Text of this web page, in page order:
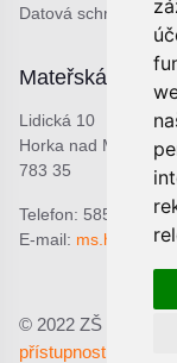
Datová schránka:
Mateřská škola
Lidická 10
Horka nad Moravou
783 35
Telefon: 585 378
E-mail:
© 2022 ZŠ a MŠ
přístupnosti